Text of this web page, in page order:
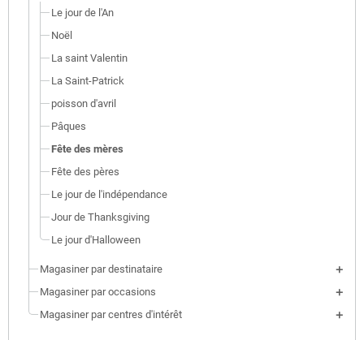
Le jour de l'An
Noël
La saint Valentin
La Saint-Patrick
poisson d'avril
Pâques
Fête des mères
Fête des pères
Le jour de l'indépendance
Jour de Thanksgiving
Le jour d'Halloween
Magasiner par destinataire
Magasiner par occasions
Magasiner par centres d'intérêt